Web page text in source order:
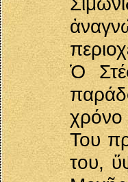
Ὁ
χρόνο
Του
του,